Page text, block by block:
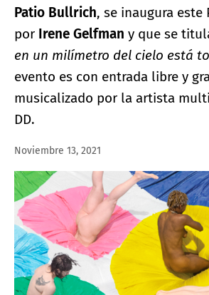
Patio Bullrich, se inaugura este
por Irene Gelfman y que se
en un milímetro del cielo está
evento es con entrada libre y
musicalizado por la artista
DD.
Noviembre 13, 2021